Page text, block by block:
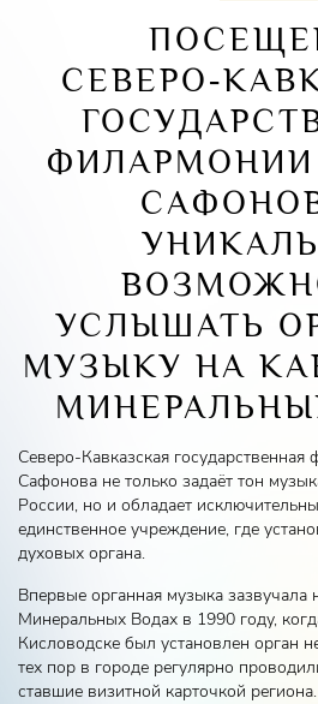
ФИЛАРМОНИИ
УСЛЫШАТЬ
МУЗЫКУ НА
Северо‑Кавказская
Сафонова не только задаёт тон
России, но и обладает
единственное учреждение, где
духовых органа.
Впервые органная музыка зазвучала
Минеральных Водах в 1990 году,
Кисловодске был установлен орган
тех пор в городе регулярно
ставшие визитной карточкой региона.